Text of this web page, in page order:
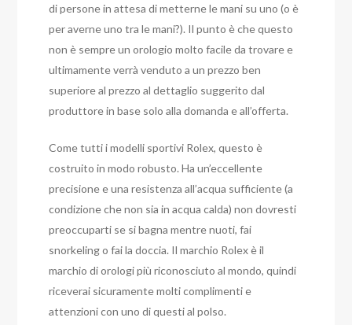
di persone in attesa di metterne le mani su uno (o è
per averne uno tra le mani?). Il punto è che questo
non è sempre un orologio molto facile da trovare e
ultimamente verrà venduto a un prezzo ben
superiore al prezzo al dettaglio suggerito dal
produttore in base solo alla domanda e all’offerta.
Come tutti i modelli sportivi Rolex, questo è
costruito in modo robusto. Ha un’eccellente
precisione e una resistenza all’acqua sufficiente (a
condizione che non sia in acqua calda) non dovresti
preoccuparti se si bagna mentre nuoti, fai
snorkeling o fai la doccia. Il marchio Rolex è il
marchio di orologi più riconosciuto al mondo, quindi
riceverai sicuramente molti complimenti e
attenzioni con uno di questi al polso.